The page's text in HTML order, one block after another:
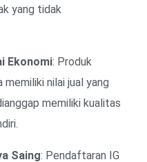
yang tidak
Ekonomi: Produk
memiliki nilai jual yang
memiliki kualitas
Saing: Pendaftaran IG